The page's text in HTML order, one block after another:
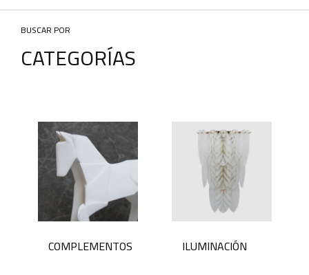
BUSCAR POR
CATEGORÍAS
COMPLEMENTOS ILUMINACIÓN